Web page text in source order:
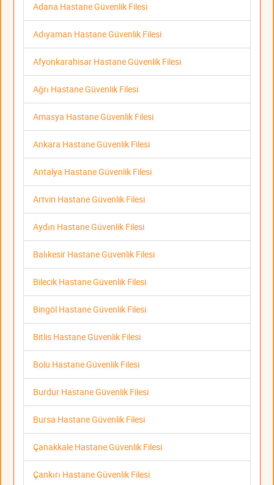
Adana Hastane Güvenlik Filesi
Adıyaman Hastane Güvenlik Filesi
Afyonkarahisar Hastane Güvenlik Filesi
Ağrı Hastane Güvenlik Filesi
Amasya Hastane Güvenlik Filesi
Ankara Hastane Güvenlik Filesi
Antalya Hastane Güvenlik Filesi
Artvin Hastane Güvenlik Filesi
Aydın Hastane Güvenlik Filesi
Balıkesir Hastane Güvenlik Filesi
Bilecik Hastane Güvenlik Filesi
Bingöl Hastane Güvenlik Filesi
Bitlis Hastane Güvenlik Filesi
Bolu Hastane Güvenlik Filesi
Burdur Hastane Güvenlik Filesi
Bursa Hastane Güvenlik Filesi
Çanakkale Hastane Güvenlik Filesi
Çankırı Hastane Güvenlik Filesi